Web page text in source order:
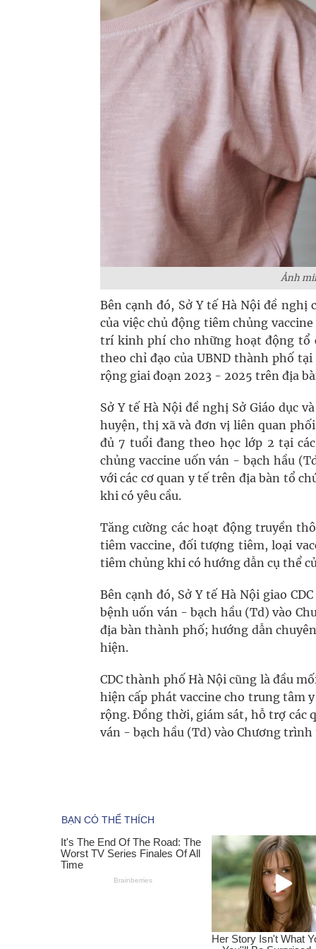
Ảnh
Bên cạnh đó, Sở Y tế Hà Nội đề
của việc chủ động tiêm chủng
trí kinh phí cho những hoạt động tổ
theo chỉ đạo của UBND thành phố
rộng giai đoạn 2023 - 2025 trên địa
Sở Y tế Hà Nội đề nghị Sở Giáo dục
huyện, thị xã và đơn vị liên quan
đủ 7 tuổi đang theo học lớp 2 tại
chủng vaccine uốn ván - bạch hầu
với các cơ quan y tế trên địa bàn tổ
khi có yêu cầu.
Tăng cường các hoạt động truyền
tiêm vaccine, đối tượng tiêm, loại
tiêm chủng khi có hướng dẫn cụ thể
Bên cạnh đó, Sở Y tế Hà Nội giao
bệnh uốn ván - bạch hầu (Td) vào
địa bàn thành phố; hướng dẫn
hiện.
CDC thành phố Hà Nội cũng là đầu
hiện cấp phát vaccine cho trung tâm
rộng. Đồng thời, giám sát, hỗ trợ các
ván - bạch hầu (Td) vào Chương